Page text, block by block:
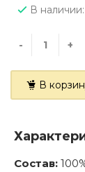
В
- +
В
Состав: